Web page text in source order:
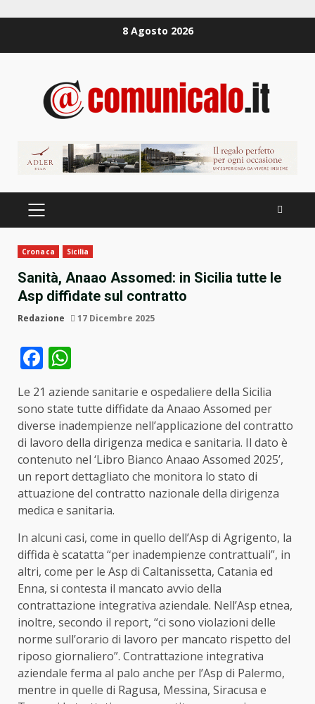
8 Agosto 2026
PRIMÄRES
MENÜ
Cronaca Sicilia
Sanità, Anaao Assomed: in Sicilia tutte le
Asp diffidate sul contratto
Redazione 17 Dicembre 2025
Facebook
Le 21 aziende sanitarie e ospedaliere della Sicilia
sono state tutte diffidate da Anaao Assomed per
diverse inadempienze nell’applicazione del contratto
di lavoro della dirigenza medica e sanitaria. Il dato è
contenuto nel ‘Libro Bianco Anaao Assomed 2025’,
un report dettagliato che monitora lo stato di
attuazione del contratto nazionale della dirigenza
medica e sanitaria.
In alcuni casi, come in quello dell’Asp di Agrigento, la
diffida è scatatta “per inadempienze contrattuali”, in
altri, come per le Asp di Caltanissetta, Catania ed
Enna, si contesta il mancato avvio della
contrattazione integrativa aziendale. Nell’Asp etnea,
inoltre, secondo il report, “ci sono violazioni delle
norme sull’orario di lavoro per mancato rispetto del
riposo giornaliero”. Contrattazione integrativa
aziendale ferma al palo anche per l’Asp di Palermo,
mentre in quelle di Ragusa, Messina, Siracusa e